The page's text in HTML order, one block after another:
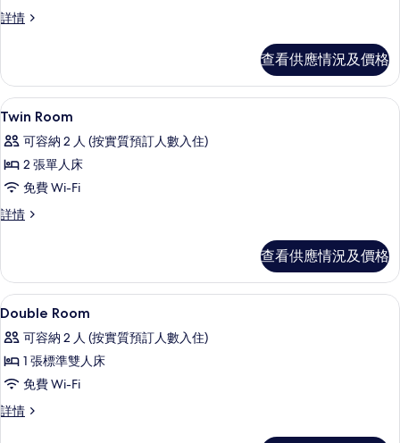
房
相
片
詳情
四
情
查看供應情況及價格
載
入
所
有
Twin
Room
片
高級寢具、羽絨被、書桌、手提電腦
6
Twin Room
可容納 2 人 (按實質預訂人數入住)
2 張單人床
免費 Wi-Fi
詳情
Twin
查看供應情況及價格
載
入
所
有
Double
Room
高級寢具、羽絨被、書桌、手提電腦
5
Double Room
可容納 2 人 (按實質預訂人數入住)
1 張標準雙人床
免費 Wi-Fi
詳情
Double